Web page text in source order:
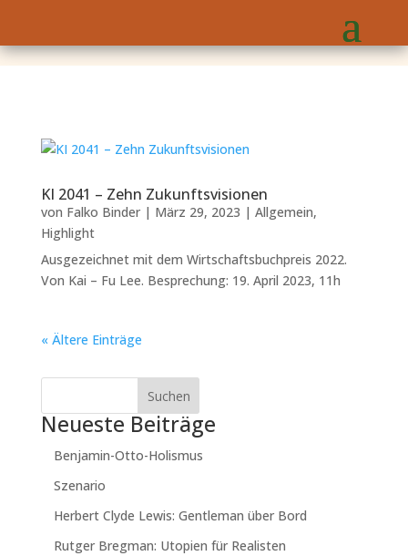
KI 2041 – Zehn Zukunftsvisionen
von Falko Binder| März 29, 2023 | Allgemein,
Highlight
Ausgezeichnet mit dem Wirtschaftsbuchpreis 2022.
Von Kai – Fu Lee. Besprechung: 19. April 2023, 11h
« Ältere Einträge
Suchen
Neueste Beiträge
Benjamin-Otto-Holismus
Szenario
Herbert Clyde Lewis: Gentleman über Bord
Rutger Bregman: Utopien für Realisten